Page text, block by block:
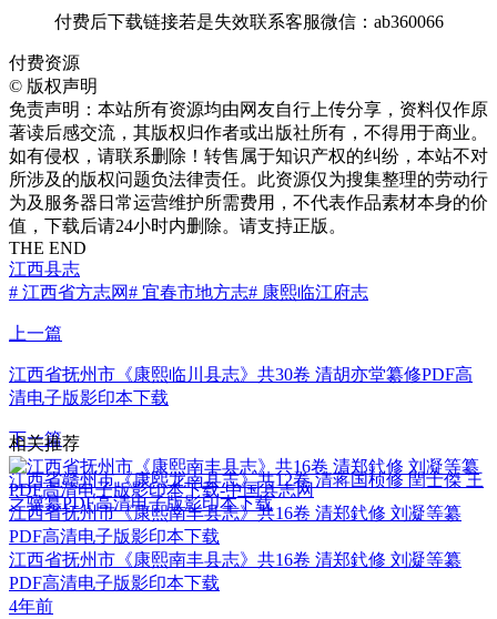
付费后下载链接若是失效联系客服微信：ab360066
付费资源
© 版权声明
免责声明：本站所有资源均由网友自行上传分享，资料仅作原
著读后感交流，其版权归作者或出版社所有，不得用于商业。
如有侵权，请联系删除！转售属于知识产权的纠纷，本站不对
所涉及的版权问题负法律责任。此资源仅为搜集整理的劳动行
为及服务器日常运营维护所需费用，不代表作品素材本身的价
值，下载后请24小时内删除。请支持正版。
THE END
江西县志
# 江西省方志网# 宜春市地方志# 康熙临江府志
上一篇
江西省抚州市《康熙临川县志》共30卷 清胡亦堂纂修PDF高
清电子版影印本下载
下一篇
江西省赣州市《康熙龙南县志》共12卷 清蒋国桢修 閏士傑 王
之骥纂PDF高清电子版影印本下载
相关推荐
江西省抚州市《康熙南丰县志》共16卷 清郑釴修 刘凝等纂
PDF高清电子版影印本下载
江西省抚州市《康熙南丰县志》共16卷 清郑釴修 刘凝等纂
PDF高清电子版影印本下载
4年前